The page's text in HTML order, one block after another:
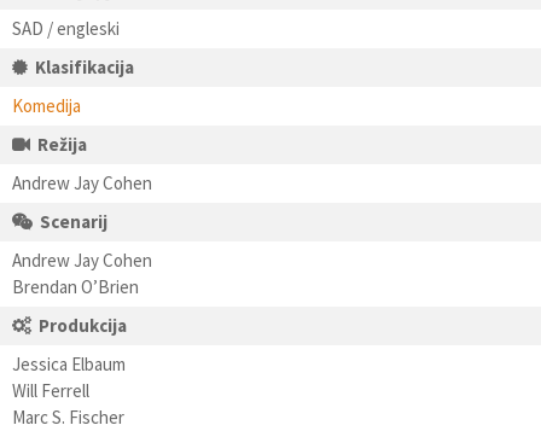
SAD / engleski
Klasifikacija
Komedija
Režija
Andrew Jay Cohen
Scenarij
Andrew Jay Cohen
Brendan O’Brien
Produkcija
Jessica Elbaum
Will Ferrell
Marc S. Fischer